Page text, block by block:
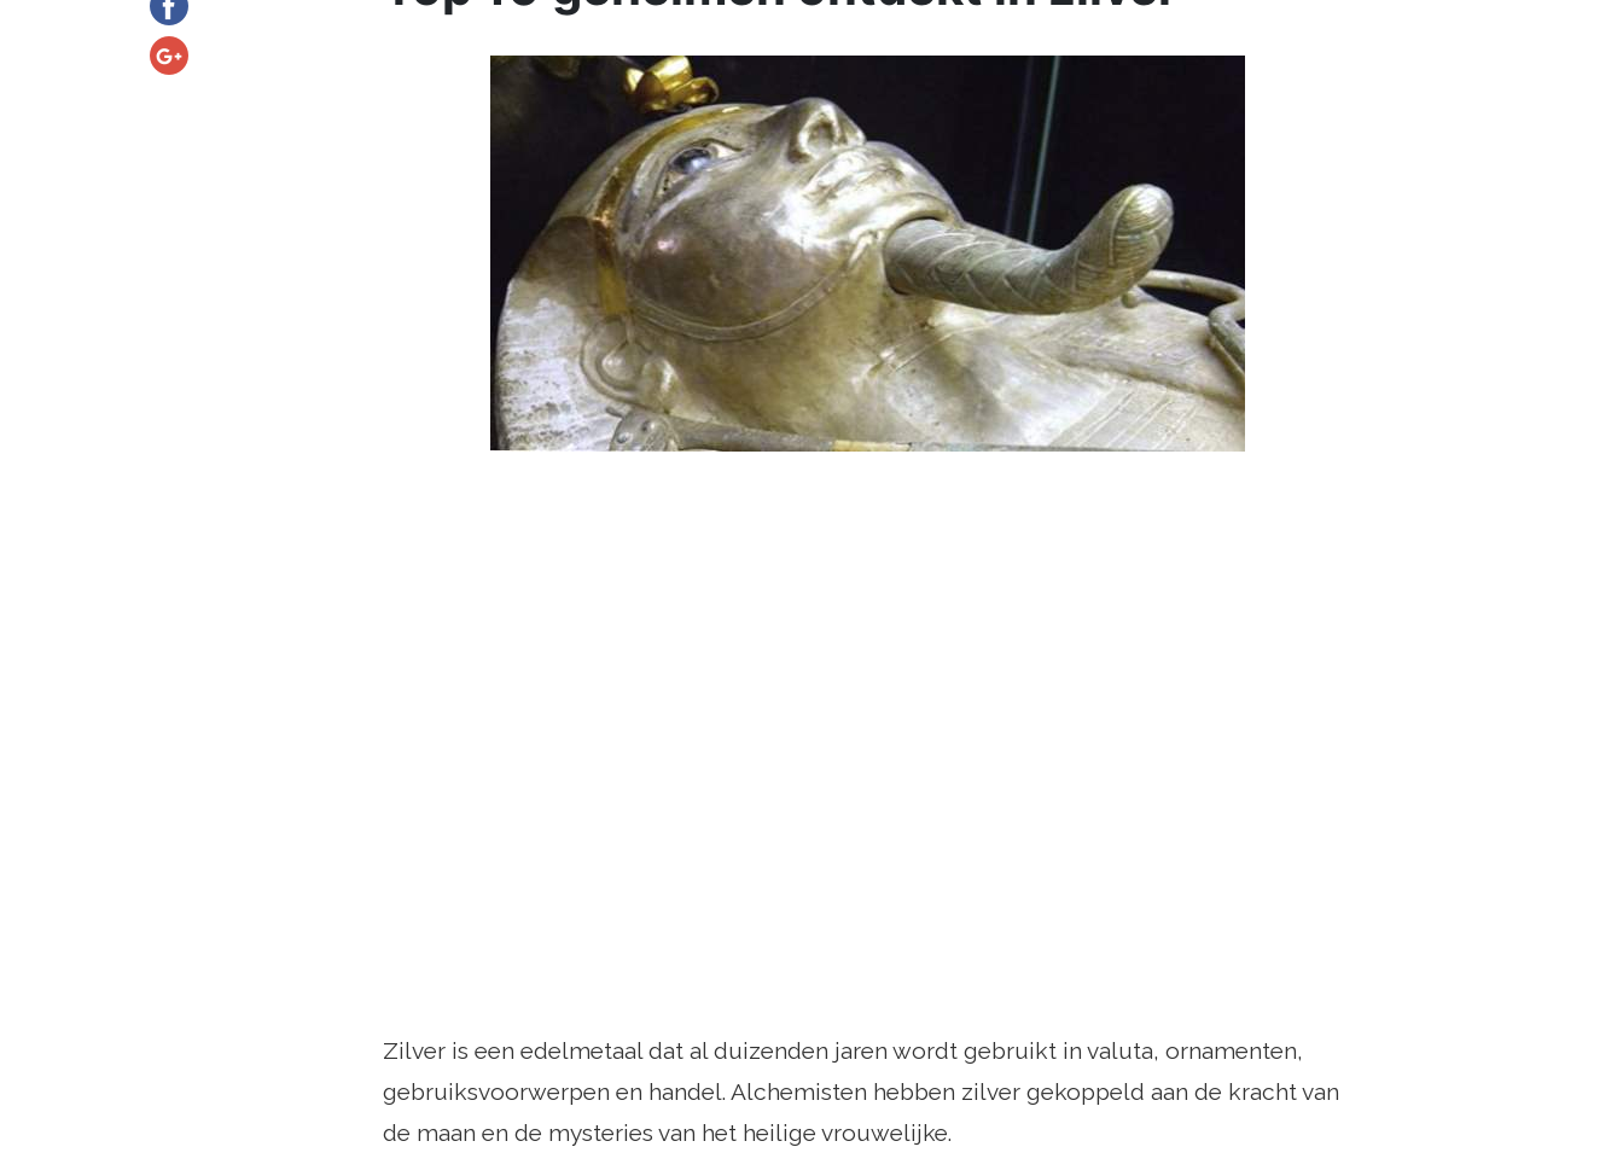
Zilver is een edelmetaal dat al duizenden jaren wordt gebruikt in valuta, ornamenten,
gebruiksvoorwerpen en handel. Alchemisten hebben zilver gekoppeld aan de kracht van
de maan en de mysteries van het heilige vrouwelijke.